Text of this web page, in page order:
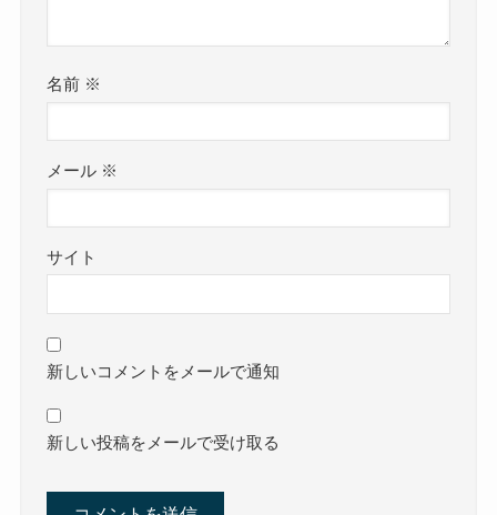
名前 ※
メール ※
サイト
新しいコメントをメールで通知
新しい投稿をメールで受け取る